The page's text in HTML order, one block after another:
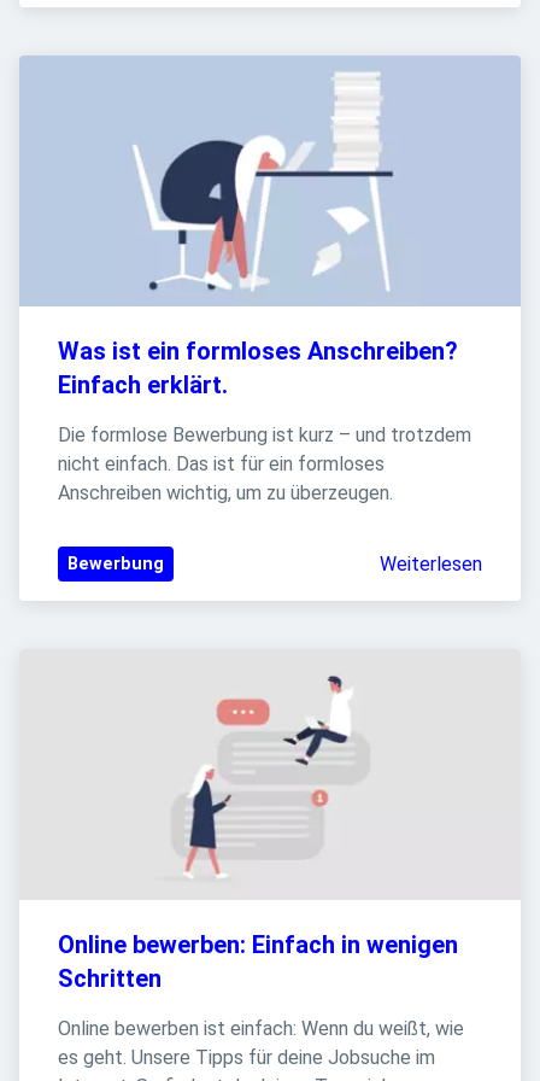
Was ist ein formloses Anschreiben?
Einfach erklärt.
Die formlose Bewerbung ist kurz – und trotzdem
nicht einfach. Das ist für ein formloses
Anschreiben wichtig, um zu überzeugen.
Bewerbung Weiterlesen
Online bewerben: Einfach in wenigen
Schritten
Online bewerben ist einfach: Wenn du weißt, wie
es geht. Unsere Tipps für deine Jobsuche im